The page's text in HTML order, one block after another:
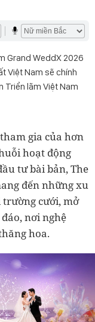
Grand WeddX 2026
Việt Nam sẽ chính
Triển lãm Việt Nam
gia của hơn
hoạt động
tư bài bản, The
đến những xu
cưới, mở
nơi nghệ
hoa.